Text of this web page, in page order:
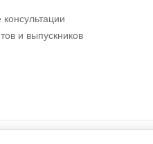
и выпускников